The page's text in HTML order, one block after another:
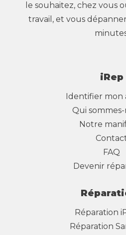
le souhaitez, chez vous
travail, et vous
iRep
Identifier mon
Qui
Notre
FAQ
Devenir
Réparation
Réparation